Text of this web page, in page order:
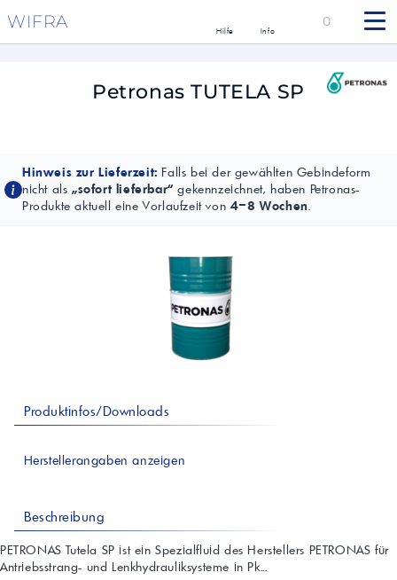
WIFRA Hilfe Info
0
Petronas TUTELA SP
Hinweis zur Lieferzeit: Falls bei der gewählten Gebindeform
nicht als „sofort lieferbar“ gekennzeichnet, haben Petronas-
Produkte aktuell eine Vorlaufzeit von 4–8 Wochen.
Produktinfos/Downloads
Herstellerangaben anzeigen
Beschreibung
PETRONAS Tutela SP ist ein Spezialfluid des Herstellers PETRONAS für
Antriebsstrang- und Lenkhydrauliksysteme in Pk...